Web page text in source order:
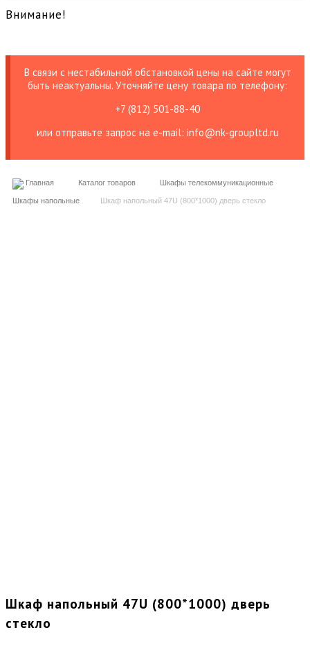
Внимание!
В связи с нестабильной обстановкой цены на сайте могут
быть неактуальны. Уточняйте цену товара по телефону:
+7 (812) 501-88-40
или отправьте запрос на е-mail: info@nk-groupltd.ru
Главная Каталог товаров Шкафы телекоммуникационные
Шкафы напольные Шкаф напольный 47U (800*1000) дверь стекло
Шкаф напольный 47U (800*1000) дверь
стекло